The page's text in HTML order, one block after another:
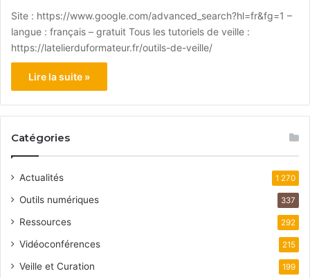
Site : https://www.google.com/advanced_search?hl=fr&fg=1 –
langue : français – gratuit Tous les tutoriels de veille :
https://latelierduformateur.fr/outils-de-veille/
Lire la suite »
Catégories
Actualités 1 270
Outils numériques 337
Ressources 292
Vidéoconférences 215
Veille et Curation 199